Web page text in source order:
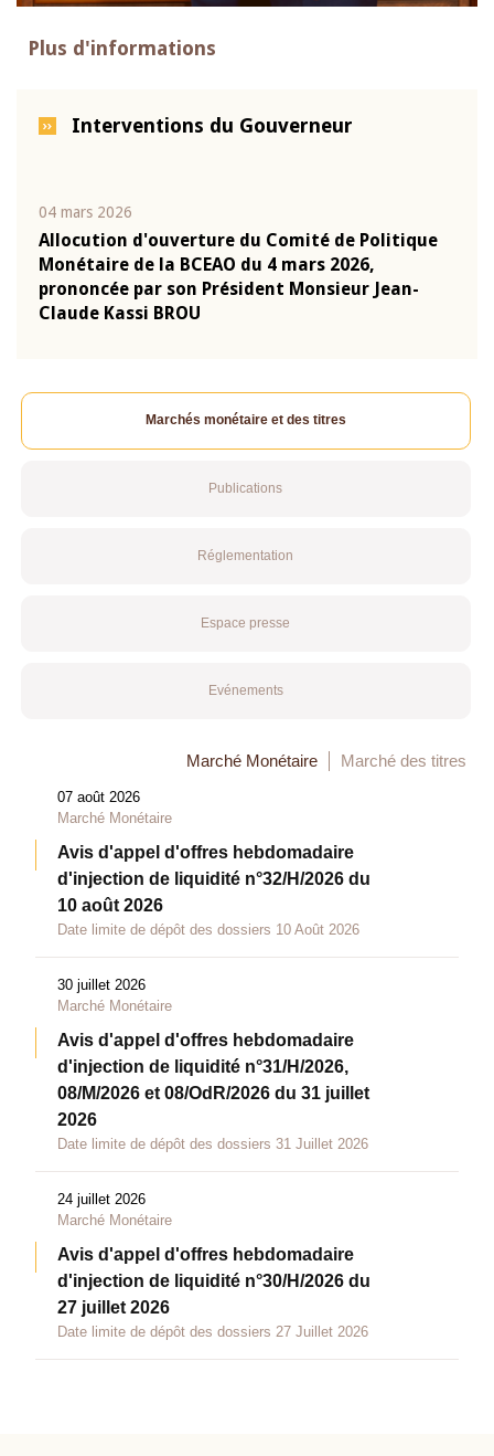
Plus d'informations
Interventions du Gouverneur
04 mars 2026
Allocution d'ouverture du Comité de Politique
Monétaire de la BCEAO du 4 mars 2026,
prononcée par son Président Monsieur Jean-
Claude Kassi BROU
Marchés monétaire et des titres
Publications
Réglementation
Espace presse
Evénements
Marché Monétaire Marché des titres
07 août 2026
Marché Monétaire
Avis d'appel d'offres hebdomadaire
d'injection de liquidité n°32/H/2026 du
10 août 2026
Date limite de dépôt des dossiers 10 Août 2026
30 juillet 2026
Marché Monétaire
Avis d'appel d'offres hebdomadaire
d'injection de liquidité n°31/H/2026,
08/M/2026 et 08/OdR/2026 du 31 juillet
2026
Date limite de dépôt des dossiers 31 Juillet 2026
24 juillet 2026
Marché Monétaire
Avis d'appel d'offres hebdomadaire
d'injection de liquidité n°30/H/2026 du
27 juillet 2026
Date limite de dépôt des dossiers 27 Juillet 2026